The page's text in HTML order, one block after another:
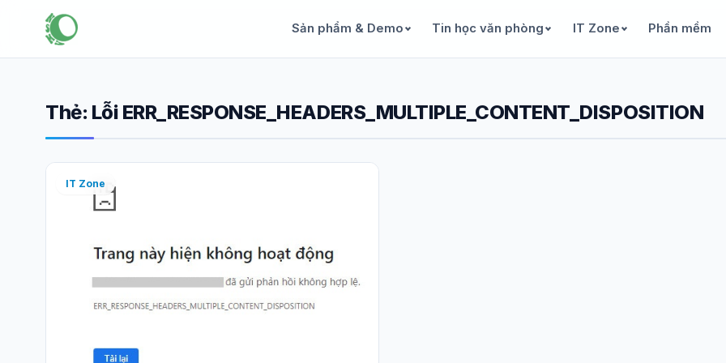
Sản phẩm & Demo Tin học văn phòng IT Zone Phần mềm
Thẻ: Lỗi ERR_RESPONSE_HEADERS_MULTIPLE_CONTENT_DISPOSITION
IT Zone